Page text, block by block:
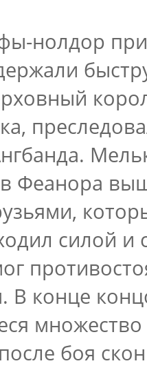
нолдор
Феанора
силой и
В конце
боя